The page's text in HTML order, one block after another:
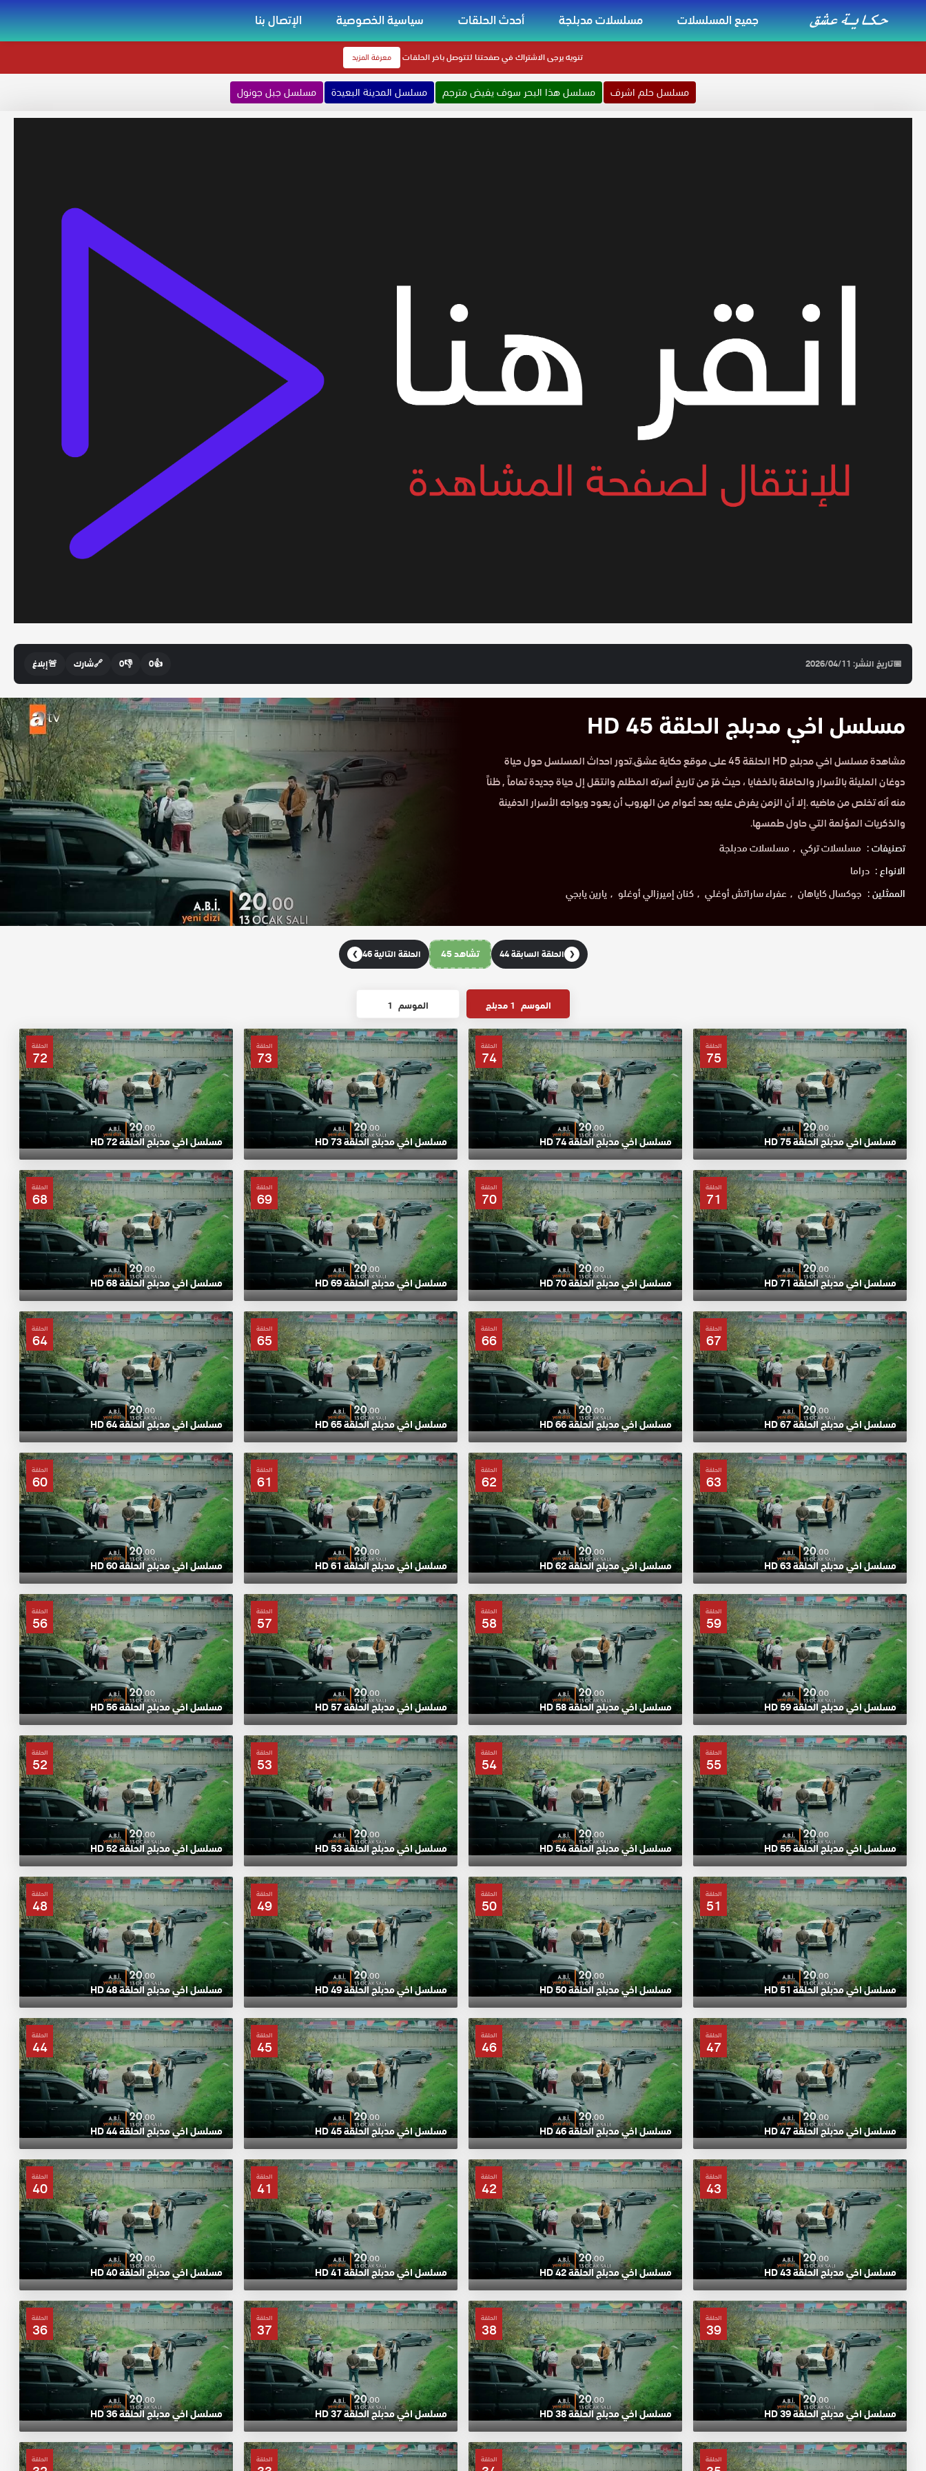
جميع المسلسلات مسلسلات مدبلجة أحدث الحلقات سياسية الخصوصية الإتصال بنا
تنويهيرجى الاشتراك في صفحتنا لتتوصل باخر الحلقات معرفة المزيد
مسلسل حلم اشرف مسلسل هذا البحر سوف يفيض مترجم مسلسل المدينة البعيدة مسلسل جبل جونول
📅تاريخ النشر: 2026/04/11 👍
0
👎
0
🔗شارك 🚨إبلاغ
مسلسل اخي مدبلج الحلقة 45 HD
مشاهدة مسلسل اخي مدبلج HD الحلقة 45 على موقع حكاية عشق.تدور احداث المسلسل حول حياة
دوغان المليئة بالأسرار والحافلة بالخفايا ، حيث فرّ من تاريخ أسرته المظلم وانتقل إل حياة جديدة تماماً , ظناً
منه أنه تخلص من ماضيه .إلا أن الزمن يفرض عليه بعد أعوام من الهروب أن يعود ويواجه الأسرار الدفينة
والذكريات المؤلمة التي حاول طمسها.
تصنيفات : مسلسلات تركي
مسلسلات مدبلجة
الانواع : دراما
الممثلين : جوكسال كاياهان عفراء ساراتش أوغلي كنان إميرزالي أوغلو يارين يابجي
❮ الحلقة السابقة 44 تشاهد 45 الحلقة التالية 46 ❯
الموسم 1 مدبلج الموسم 1
الحلقة
75
مسلسل اخي مدبلج الحلقة 75 HD
الحلقة
74
مسلسل اخي مدبلج الحلقة 74 HD
الحلقة
73
مسلسل اخي مدبلج الحلقة 73 HD
الحلقة
72
مسلسل اخي مدبلج الحلقة 72 HD
الحلقة
71
مسلسل اخي مدبلج الحلقة 71 HD
الحلقة
70
مسلسل اخي مدبلج الحلقة 70 HD
الحلقة
69
مسلسل اخي مدبلج الحلقة 69 HD
الحلقة
68
مسلسل اخي مدبلج الحلقة 68 HD
الحلقة
67
مسلسل اخي مدبلج الحلقة 67 HD
الحلقة
66
مسلسل اخي مدبلج الحلقة 66 HD
الحلقة
65
مسلسل اخي مدبلج الحلقة 65 HD
الحلقة
64
مسلسل اخي مدبلج الحلقة 64 HD
الحلقة
63
مسلسل اخي مدبلج الحلقة 63 HD
الحلقة
62
مسلسل اخي مدبلج الحلقة 62 HD
الحلقة
61
مسلسل اخي مدبلج الحلقة 61 HD
الحلقة
60
مسلسل اخي مدبلج الحلقة 60 HD
الحلقة
59
مسلسل اخي مدبلج الحلقة 59 HD
الحلقة
58
مسلسل اخي مدبلج الحلقة 58 HD
الحلقة
57
مسلسل اخي مدبلج الحلقة 57 HD
الحلقة
56
مسلسل اخي مدبلج الحلقة 56 HD
الحلقة
55
مسلسل اخي مدبلج الحلقة 55 HD
الحلقة
54
مسلسل اخي مدبلج الحلقة 54 HD
الحلقة
53
مسلسل اخي مدبلج الحلقة 53 HD
الحلقة
52
مسلسل اخي مدبلج الحلقة 52 HD
الحلقة
51
مسلسل اخي مدبلج الحلقة 51 HD
الحلقة
50
مسلسل اخي مدبلج الحلقة 50 HD
الحلقة
49
مسلسل اخي مدبلج الحلقة 49 HD
الحلقة
48
مسلسل اخي مدبلج الحلقة 48 HD
الحلقة
47
مسلسل اخي مدبلج الحلقة 47 HD
الحلقة
46
مسلسل اخي مدبلج الحلقة 46 HD
الحلقة
45
مسلسل اخي مدبلج الحلقة 45 HD
الحلقة
44
مسلسل اخي مدبلج الحلقة 44 HD
الحلقة
43
مسلسل اخي مدبلج الحلقة 43 HD
الحلقة
42
مسلسل اخي مدبلج الحلقة 42 HD
الحلقة
41
مسلسل اخي مدبلج الحلقة 41 HD
الحلقة
40
مسلسل اخي مدبلج الحلقة 40 HD
الحلقة
39
مسلسل اخي مدبلج الحلقة 39 HD
الحلقة
38
مسلسل اخي مدبلج الحلقة 38 HD
الحلقة
37
مسلسل اخي مدبلج الحلقة 37 HD
الحلقة
36
مسلسل اخي مدبلج الحلقة 36 HD
الحلقة الحلقة الحلقة الحلقة